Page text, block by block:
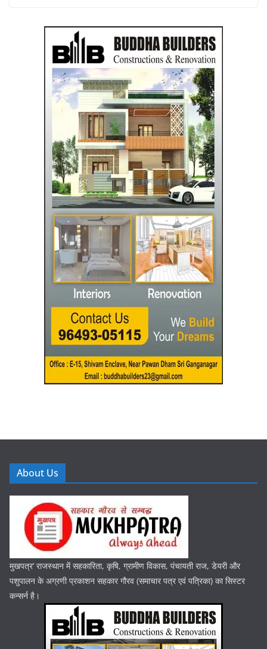
About Us
मुखपत्र’ राजस्थान में सहकारिता, कृषि, ग्रामीण विकास, पंचायती राज, डेयरी और
पशुपालन के अग्रणी प्रकाशन सहकार गौरव (समाचार पत्र एवं पत्रिका) का सिस्टर
कन्सर्न है।